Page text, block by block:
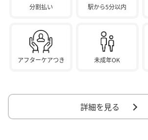
分割払い 駅から5分以内
アフターケアつき 未成年OK
詳細を見る